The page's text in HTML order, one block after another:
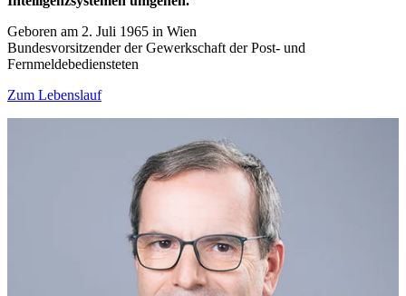
Geboren am 2. Juli 1965 in Wien
Bundesvorsitzender der Gewerkschaft der Post- und
Fernmeldebediensteten
Zum Lebenslauf